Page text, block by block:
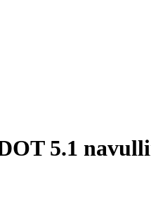
5.1